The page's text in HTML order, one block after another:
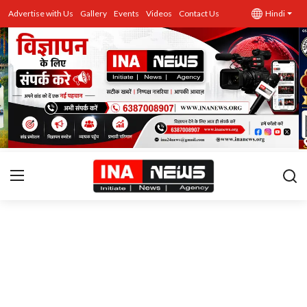
Advertise with Us Gallery Events Videos Contact Us Hindi
उत्तर प्रदेश
Advertise with Us
Events
राज्य